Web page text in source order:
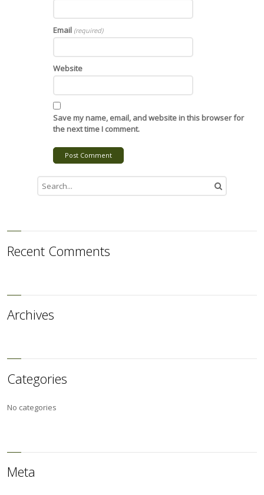
Email (required)
Website
Save my name, email, and website in this browser for
the next time I comment.
Post Comment
Recent Comments
Archives
Categories
No categories
Meta